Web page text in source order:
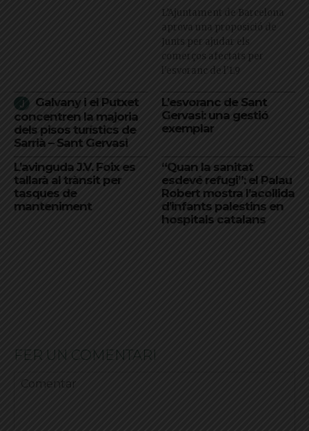
L’Ajuntament de Barcelona
aprova una proposició de
Junts per ajudar els
comerços afectats per
l'esvoranc de l'L9
Galvany i el Putxet
concentren la majoria
dels pisos turístics de
Sarrià – Sant Gervasi
L’esvoranc de Sant
Gervasi: una gestió
exemplar
L’avinguda J.V. Foix es
tallarà al trànsit per
tasques de
manteniment
“Quan la sanitat
esdevé refugi”: el Palau
Robert mostra l’acollida
d’infants palestins en
hospitals catalans
FER UN COMENTARI